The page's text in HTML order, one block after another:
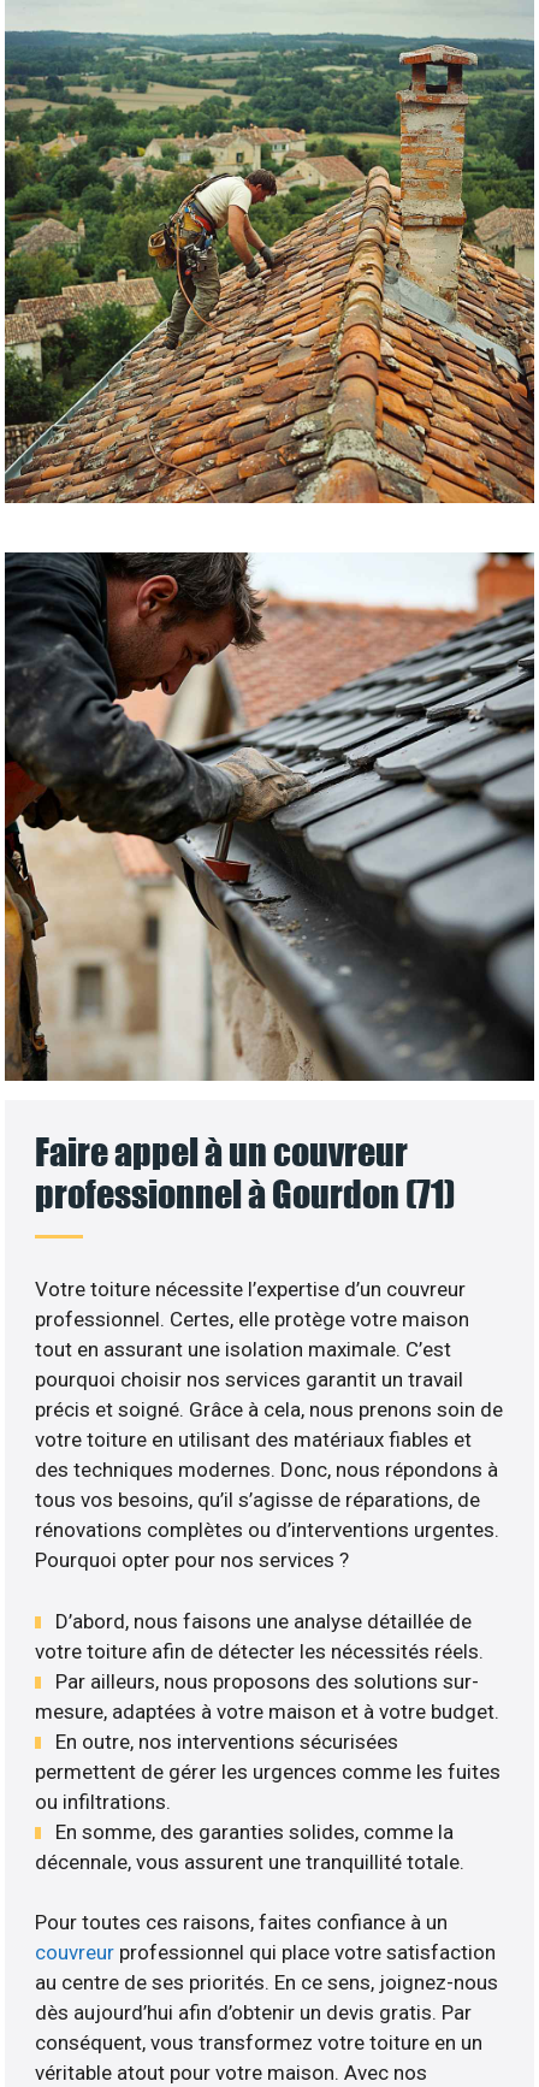
Faire appel à un couvreur
professionnel à Gourdon (71)
Votre toiture nécessite l’expertise d’un couvreur
professionnel. Certes, elle protège votre maison
tout en assurant une isolation maximale. C’est
pourquoi choisir nos services garantit un travail
précis et soigné. Grâce à cela, nous prenons soin de
votre toiture en utilisant des matériaux fiables et
des techniques modernes. Donc, nous répondons à
tous vos besoins, qu’il s’agisse de réparations, de
rénovations complètes ou d’interventions urgentes.
Pourquoi opter pour nos services ?
D’abord, nous faisons une analyse détaillée de
votre toiture afin de détecter les nécessités réels.
Par ailleurs, nous proposons des solutions sur-
mesure, adaptées à votre maison et à votre budget.
En outre, nos interventions sécurisées
permettent de gérer les urgences comme les fuites
ou infiltrations.
En somme, des garanties solides, comme la
décennale, vous assurent une tranquillité totale.
Pour toutes ces raisons, faites confiance à un
couvreur professionnel qui place votre satisfaction
au centre de ses priorités. En ce sens, joignez-nous
dès aujourd’hui afin d’obtenir un devis gratis. Par
conséquent, vous transformez votre toiture en un
véritable atout pour votre maison. Avec nos